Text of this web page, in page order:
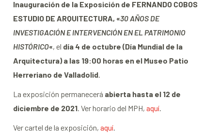
Inauguración de la Exposición de FERNANDO COBOS
ESTUDIO DE ARQUITECTURA, «30 AÑOS DE
INVESTIGACIÓN E INTERVENCIÓN EN EL PATRIMONIO
HISTÓRICO«, el día 4 de octubre (Día Mundial de la
Arquitectura) a las 19:00 horas en el Museo Patio
Herreriano de Valladolid.
La exposición permanecerá abierta hasta el 12 de
diciembre de 2021. Ver horario del MPH, aquí.
Ver cartel de la exposición, aquí.